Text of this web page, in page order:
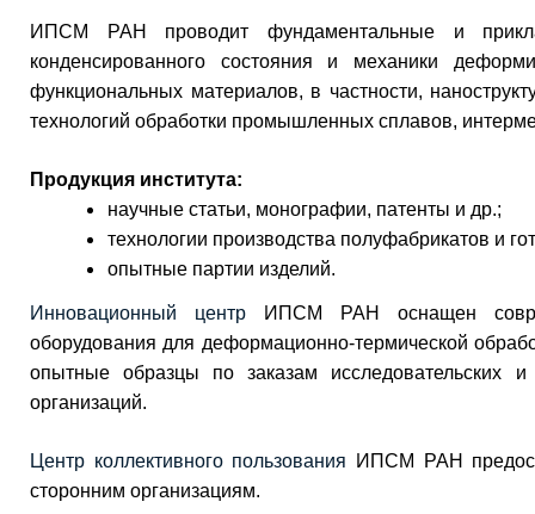
ИПСМ РАН проводит фундаментальные и
конденсированного состояния и механики
функциональных материалов, в частности,
технологий обработки промышленных сплавов,
Продукция института:
научные статьи, монографии, патенты и др.;
технологии производства полуфабрикатов и
опытные партии изделий.
Инновационный центрИПСМ РАН оснащен
оборудования для деформационно-термической
опытные образцы по заказам исследовательских
организаций.
Центр коллективного пользования ИПСМ РАН
сторонним организациям.